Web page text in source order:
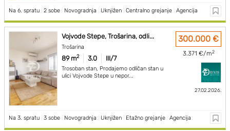
Na 6. spratu 2 sobe Novogradnja Uknjižen Centralno grejanje Agencija
Vojvode Stepe, Trošarina, odli...
Trošarina
89 m2 3.0 III/7
Trosoban stan, Prodajemo odličan stan u
ulici Vojvode Stepe u nepor...
300.000 €
3.371 €/m2
27.02.2026.
Na 3. spratu 3 sobe Novogradnja Uknjižen Etažno grejanje Agencija